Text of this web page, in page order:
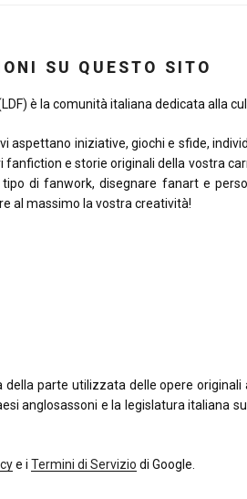
SU QUESTO SITO
è la comunità italiana dedicata alla
aspettano iniziative, giochi e sfide,
fanfiction e storie originali della vostra
di fanwork, disegnare fanart e
al massimo la vostra creatività!
parte utilizzata delle opere
anglosassoni e la legislatura italiana
e i Termini di Servizio di Google.